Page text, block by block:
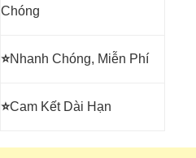
Chóng
⭐Nhanh Chóng, Miễn Phí
⭐Cam Kết Dài Hạn